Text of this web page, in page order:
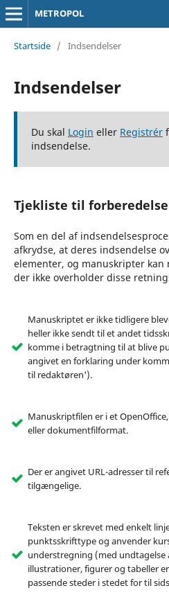
METROPOL
Startside / Indsendelser
Indsendelser
Du skal Login eller Registrér
indsendelse.
Tjekliste til
Som en del af
afkrydse, at deres indsendelse
elementer, og manuskripter
der ikke overholder disse
Manuskriptet er ikke tidligere
heller ikke sendt til et andet
komme i betragtning til at blive
angivet en forklaring under
til redaktøren').
Manuskriptfilen er i et
eller dokumentfilformat.
Der er angivet URL-adresser til
tilgængelige.
Teksten er skrevet med enkelt
punktsskrifttype og anvender
understregning (med undtagelse
illustrationer, figurer og tabeller
passende steder i stedet for til